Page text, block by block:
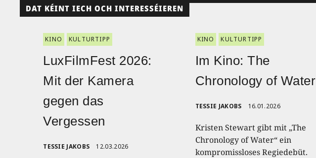
DAT KÉINT IECH OCH INTERESSÉIEREN
KINO KULTURTIPP
LuxFilmFest 2026:
Mit der Kamera
gegen das
Vergessen
TESSIE JAKOBS 12.03.2026
KINO KULTURTIPP
Im Kino: The
Chronology of Water
TESSIE JAKOBS 16.01.2026
Kristen Stewart gibt mit „The
Chronology of Water“ ein
kompromissloses Regiedebüt.